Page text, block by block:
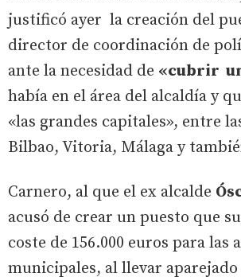
justificó ayer la creación del
director de coordinación de
ante la necesidad de «cubrir
había en el área del alcaldía y
«las grandes capitales», entre
Bilbao, Vitoria, Málaga y
Carnero, al que el ex alcalde
acusó de crear un puesto que
coste de 156.000 euros para las
municipales, al llevar